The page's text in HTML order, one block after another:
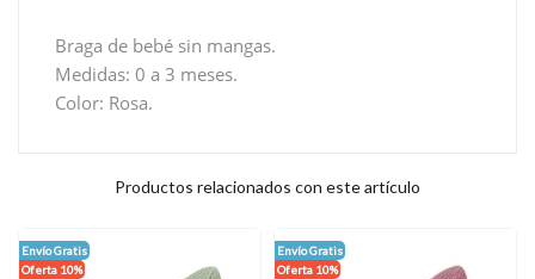
Braga de bebé sin mangas.
Medidas: 0 a 3 meses.
Color: Rosa.
Productos relacionados con este artículo
Envío Gratis
Oferta 10%
Envío Gratis
Oferta 10%